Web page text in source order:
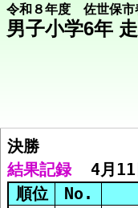
令和８年度 佐世保市
男子小学6年
競技メニュー
決勝
結果記録
4月
順位
No.